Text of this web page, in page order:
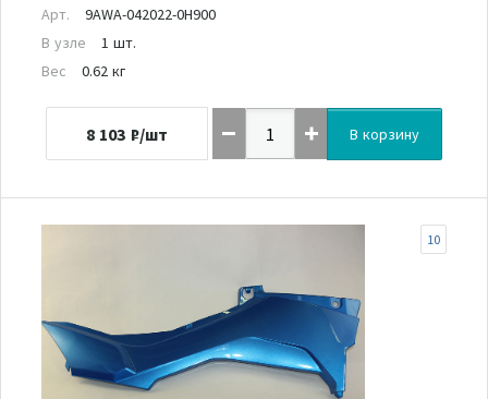
Арт.
9AWA-042022-0H900
В узле
1 шт.
Вес
0.62 кг
8 103 ₽/шт В корзину
10